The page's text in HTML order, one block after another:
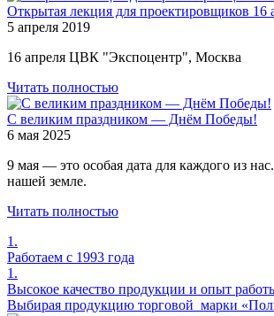
Открытая лекция для проектировщиков 16
5 апреля 2019
16 апреля ЦВК "Экспоцентр", Москва
Читать полностью
С великим праздником — Днём Победы!
6 мая 2025
9 мая — это особая дата для каждого из
нашей земле.
Читать полностью
1.
Работаем с 1993 года
1.
Высокое качество продукции и опыт
Выбирая продукцию торговой марки